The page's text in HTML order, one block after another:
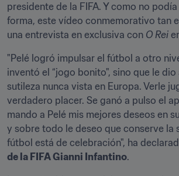
presidente de la FIFA. Y como no
forma, este vídeo conmemorativo tan
una entrevista en exclusiva con O Rei
"Pelé logró impulsar el fútbol a otro
inventó el “jogo bonito", sino que le
sutileza nunca vista en Europa. Verle
verdadero placer. Se ganó a pulso el
mando a Pelé mis mejores deseos en
y sobre todo le deseo que conserve la
fútbol está de celebración", ha
de la FIFA Gianni Infantino.